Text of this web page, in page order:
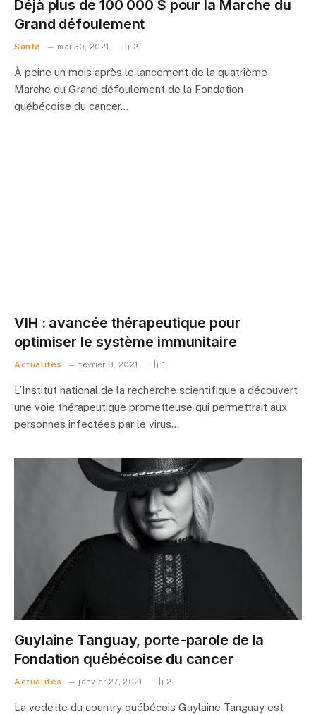
Déjà plus de 100 000 $ pour la Marche du
Grand défoulement
Santé mai 30, 2021 2
À peine un mois après le lancement de la quatrième
Marche du Grand défoulement de la Fondation
québécoise du cancer…
VIH : avancée thérapeutique pour
optimiser le système immunitaire
Actualités février 8, 2021 1
L’Institut national de la recherche scientifique a découvert
une voie thérapeutique prometteuse qui permettrait aux
personnes infectées par le virus…
Guylaine Tanguay, porte-parole de la
Fondation québécoise du cancer
Actualités janvier 27, 2021 2
La vedette du country québécois Guylaine Tanguay est